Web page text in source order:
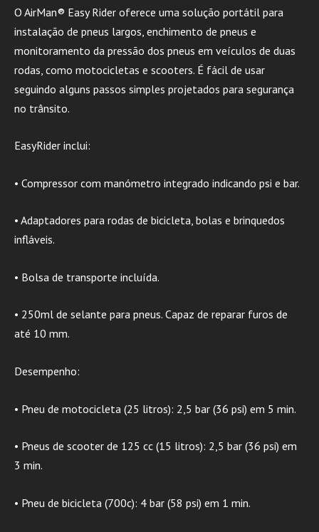
O AirMan® Easy Rider oferece uma solução portátil para
instalação de pneus largos, enchimento de pneus e
monitoramento da pressão dos pneus em veículos de duas
rodas, como motocicletas e scooters. É fácil de usar
seguindo alguns passos simples projetados para segurança
no trânsito.
EasyRider inclui:
• Compressor com manómetro integrado indicando psi e bar.
• Adaptadores para rodas de bicicleta, bolas e brinquedos
infláveis.
• Bolsa de transporte incluída.
• 250ml de selante para pneus. Capaz de reparar furos de
até 10 mm.
Desempenho:
• Pneu de motocicleta (25 litros): 2,5 bar (36 psi) em 5 min.
• Pneus de scooter de 125 cc (15 litros): 2,5 bar (36 psi) em
3 min.
• Pneu de bicicleta (700c): 4 bar (58 psi) em 1 min.